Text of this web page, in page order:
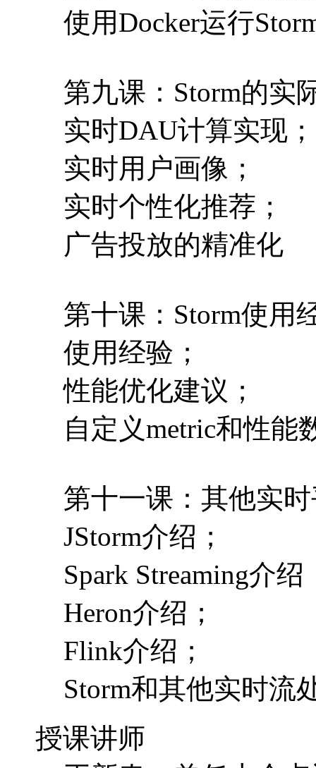
使用Docker运行
第九课：Storm的实
实时DAU计算实现；
实时用户画像；
实时个性化推荐；
广告投放的精准化
第十课：Storm使用
使用经验；
性能优化建议；
自定义metric和性能
第十一课：其他实
JStorm介绍；
Spark Streaming介绍
Heron介绍；
Flink介绍；
Storm和其他实时流
授课讲师